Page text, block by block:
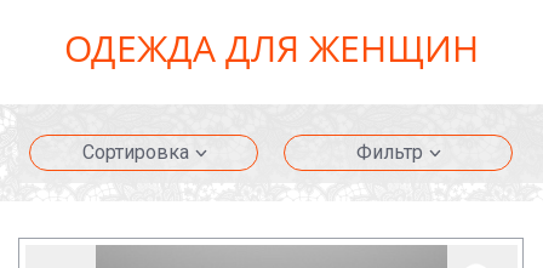
ОДЕЖДА ДЛЯ ЖЕНЩИН
Сортировка Фильтр